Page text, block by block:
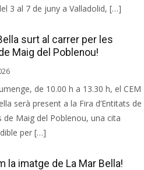
3 al 7 de juny a Valladolid, […]
surt al carrer per les
Maig del Poblenou!
de 10.00 h a 13.30 h, el CEM
serà present a la Fira d’Entitats de
de Maig del Poblenou, una cita
per […]
la imatge de La Mar Bella!